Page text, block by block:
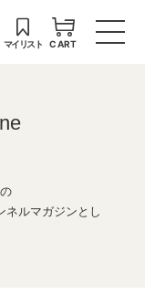
マイリスト CART
ネルマガジンとし